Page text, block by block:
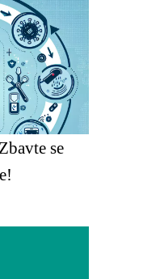
se